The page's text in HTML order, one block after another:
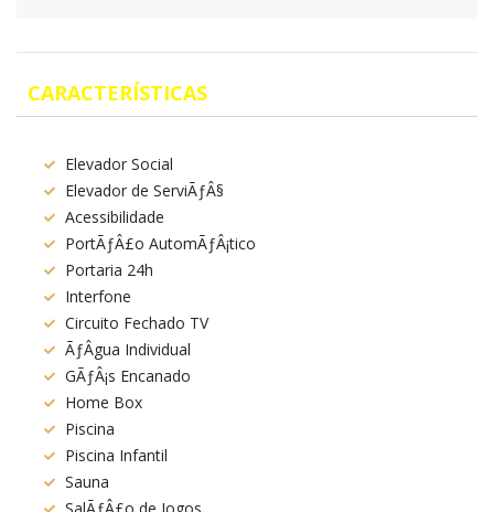
CARACTERÍSTICAS
Elevador Social
Elevador de ServiÃƒÂ§
Acessibilidade
PortÃƒÂ£o AutomÃƒÂ¡tico
Portaria 24h
Interfone
Circuito Fechado TV
ÃƒÂgua Individual
GÃƒÂ¡s Encanado
Home Box
Piscina
Piscina Infantil
Sauna